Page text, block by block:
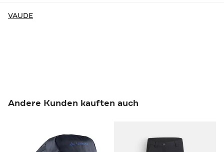
VAUDE
Andere Kunden kauften auch